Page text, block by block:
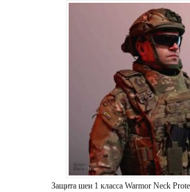
Защита шеи 1 класса Warmor Neck